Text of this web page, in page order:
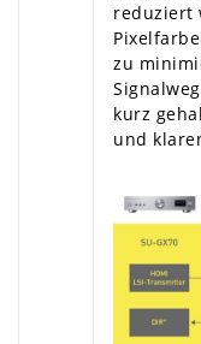
reduziert
zu
kurz
und